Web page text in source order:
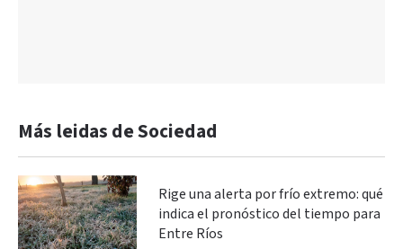
Más leidas de Sociedad
Rige una alerta por frío extremo: qué
indica el pronóstico del tiempo para
Entre Ríos